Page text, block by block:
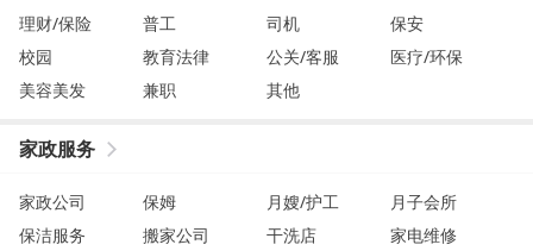
理财/保险
普工 司机
保安
校园
教育法律 公关/客服
医疗/环保
美容美发
兼职 其他
家政服务
家政公司 保姆 月嫂/护工
月子会所
保洁服务
搬家公司 干洗店
家电维修